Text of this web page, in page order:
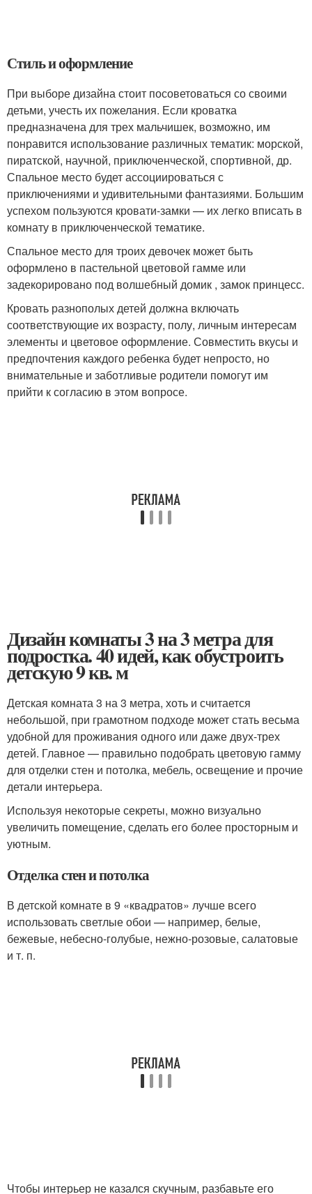
Стиль и оформление
При выборе дизайна стоит посоветоваться со своими
детьми, учесть их пожелания. Если кроватка
предназначена для трех мальчишек, возможно, им
понравится использование различных тематик: морской,
пиратской, научной, приключенческой, спортивной, др.
Спальное место будет ассоциироваться с
приключениями и удивительными фантазиями. Большим
успехом пользуются кровати-замки — их легко вписать в
комнату в приключенческой тематике.
Спальное место для троих девочек может быть
оформлено в пастельной цветовой гамме или
задекорировано под волшебный домик , замок принцесс.
Кровать разнополых детей должна включать
соответствующие их возрасту, полу, личным интересам
элементы и цветовое оформление. Совместить вкусы и
предпочтения каждого ребенка будет непросто, но
внимательные и заботливые родители помогут им
прийти к согласию в этом вопросе.
Дизайн комнаты 3 на 3 метра для
подростка. 40 идей, как обустроить
детскую 9 кв. м
Детская комната 3 на 3 метра, хоть и считается
небольшой, при грамотном подходе может стать весьма
удобной для проживания одного или даже двух-трех
детей. Главное — правильно подобрать цветовую гамму
для отделки стен и потолка, мебель, освещение и прочие
детали интерьера.
Используя некоторые секреты, можно визуально
увеличить помещение, сделать его более просторным и
уютным.
Отделка стен и потолка
В детской комнате в 9 «квадратов» лучше всего
использовать светлые обои — например, белые,
бежевые, небесно-голубые, нежно-розовые, салатовые
и т. п.
Чтобы интерьер не казался скучным, разбавьте его